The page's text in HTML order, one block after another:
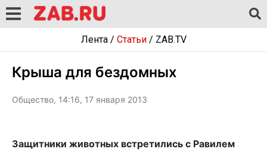
Лента/ Статьи/ ZAB.TV
Крыша для бездомных
Общество, 14:16, 17 января 2013
Защитники животных встретились с Равилем